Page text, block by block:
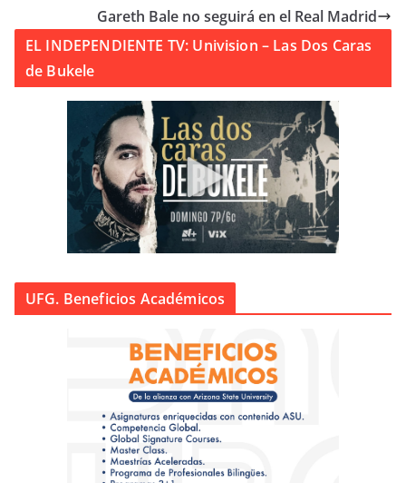
Gareth Bale no seguirá en el Real Madrid
EL INDEPENDIENTE TV: Univision – Las Dos Caras
de Bukele
UFG. Beneficios Académicos